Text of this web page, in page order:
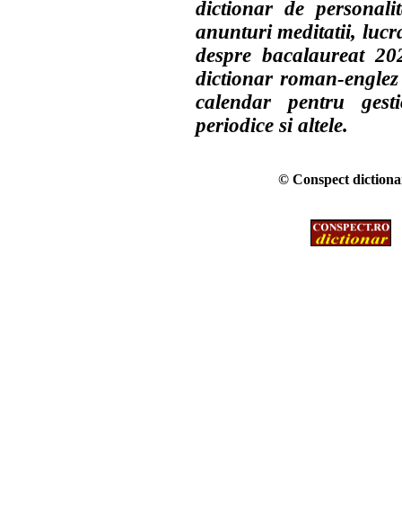
dictionar de
anunturi meditatii,
despre bacalaureat
dictionar roman-
calendar pentru
periodice si altele.
© Conspect